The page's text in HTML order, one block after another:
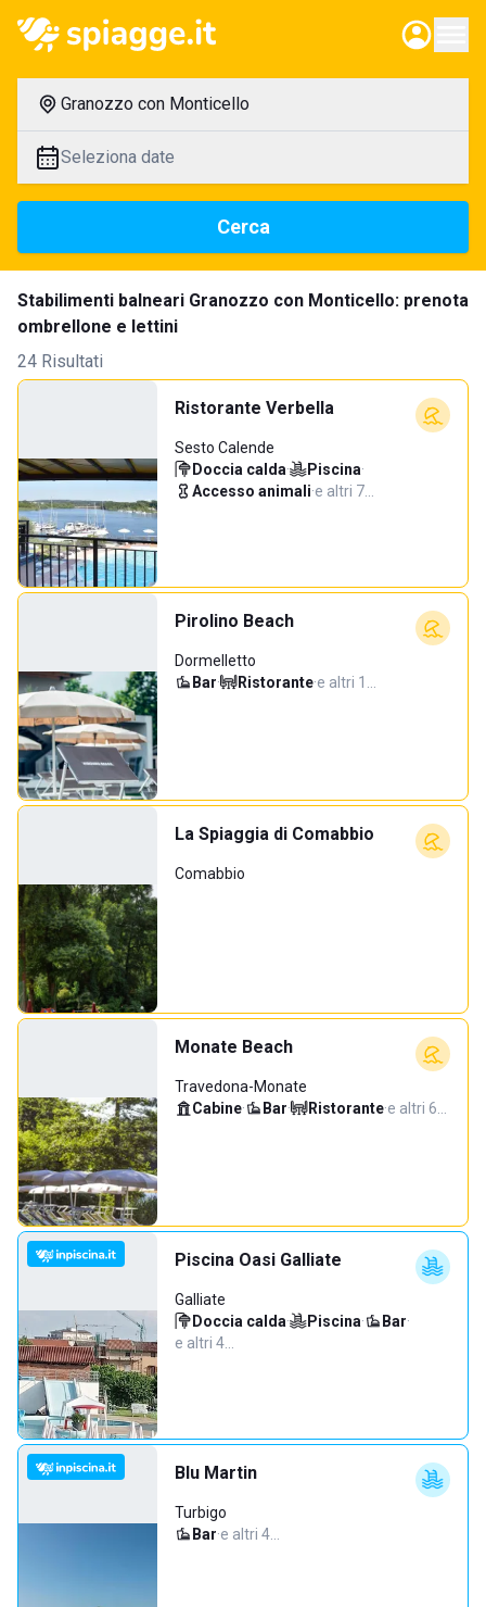
Granozzo con Monticello
Seleziona date
Cerca
Stabilimenti balneari Granozzo con Monticello: prenota
ombrellone e lettini
24 Risultati
Ristorante Verbella
Sesto Calende
Doccia calda· Piscina·
Accesso animali·e altri 7…
Pirolino Beach
Dormelletto
Bar· Ristorante·e altri 1…
La Spiaggia di Comabbio
Comabbio
Monate Beach
Travedona-Monate
Cabine· Bar· Ristorante·e altri 6…
Piscina Oasi Galliate
Galliate
Doccia calda· Piscina· Bar·
e altri 4…
Blu Martin
Turbigo
Bar·e altri 4…